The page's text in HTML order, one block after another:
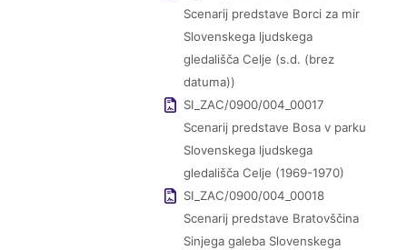
Scenarij predstave Borci za mir
Slovenskega ljudskega
gledališča Celje (s.d. (brez
datuma))
SI_ZAC/0900/004_00017
Scenarij predstave Bosa v parku
Slovenskega ljudskega
gledališča Celje (1969-1970)
SI_ZAC/0900/004_00018
Scenarij predstave Bratovščina
Sinjega galeba Slovenskega